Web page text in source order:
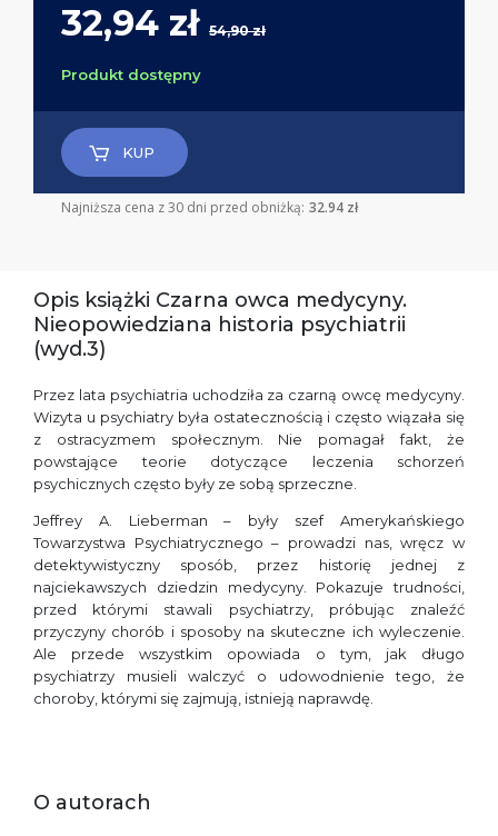
32,94 zł 54,90 zł
Produkt dostępny
KUP
Najniższa cena z 30 dni przed obniżką: 32.94 zł
Opis książki Czarna owca medycyny.
Nieopowiedziana historia psychiatrii
(wyd.3)
Przez lata psychiatria uchodziła za czarną owcę medycyny.
Wizyta u psychiatry była ostatecznością i często wiązała się
z ostracyzmem społecznym. Nie pomagał fakt, że
powstające teorie dotyczące leczenia schorzeń
psychicznych często były ze sobą sprzeczne.
Jeffrey A. Lieberman – były szef Amerykańskiego
Towarzystwa Psychiatrycznego – prowadzi nas, wręcz w
detektywistyczny sposób, przez historię jednej z
najciekawszych dziedzin medycyny. Pokazuje trudności,
przed którymi stawali psychiatrzy, próbując znaleźć
przyczyny chorób i sposoby na skuteczne ich wyleczenie.
Ale przede wszystkim opowiada o tym, jak długo
psychiatrzy musieli walczyć o udowodnienie tego, że
choroby, którymi się zajmują, istnieją naprawdę.
O autorach